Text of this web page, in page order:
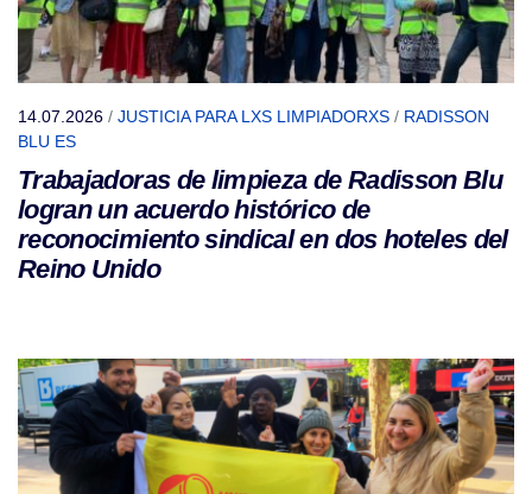
14.07.2026 / JUSTICIA PARA LXS LIMPIADORXS / RADISSON
BLU ES
Trabajadoras de limpieza de Radisson Blu
logran un acuerdo histórico de
reconocimiento sindical en dos hoteles del
Reino Unido